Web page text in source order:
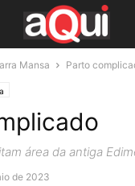
Mansa Parto
área da antiga
de 2023